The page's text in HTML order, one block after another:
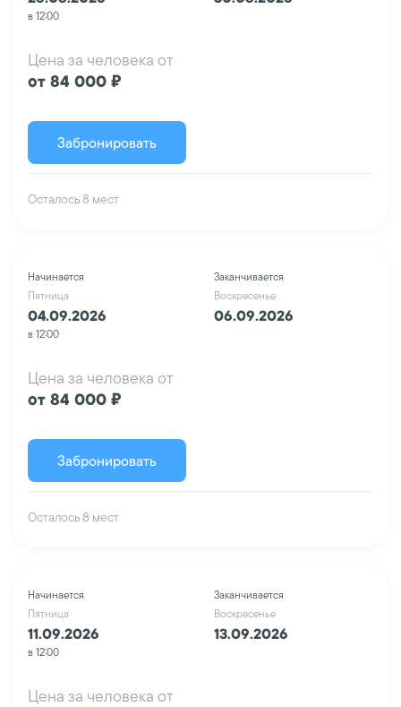
в 12:00
Цена за человека от
от 84 000 ₽
Забронировать
Осталось 8 мест
Начинается
Пятница
04.09.2026
в 12:00
Заканчивается
Воскресенье
06.09.2026
Цена за человека от
от 84 000 ₽
Забронировать
Осталось 8 мест
Начинается
Пятница
11.09.2026
в 12:00
Заканчивается
Воскресенье
13.09.2026
Цена за человека от